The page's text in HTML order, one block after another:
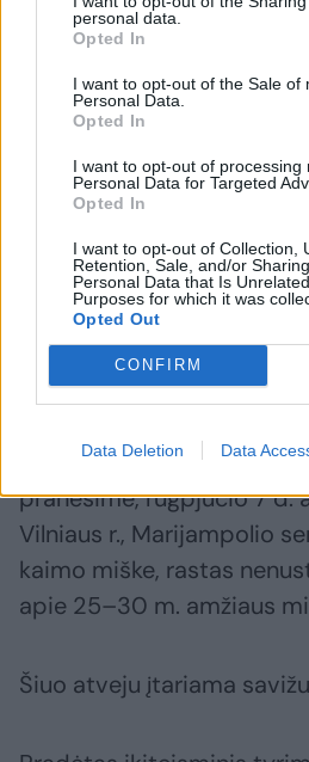
personal data.
Opted In
I want to opt-out of the Sale of
Personal Data.
Opted In
I want to opt-out of processing
Personal Data for Targeted
Opted In
I want to opt-out of Collection,
Retention, Sale, and/or
Personal Data that Is
Purposes for which it was
Opted Out
CONFIRM
Data Deletion Data
Alytuje senjorę mirtis
gatvėje – medikai buvo
Tuo tarpu pareigūnai
moters tapatybę, bando
paskutines gyvenimo
žmogaus kūną. Kaip
pranešime, rugpjūčio 7 d.
Vilniaus r., Marijampolio
kaimo miške, rastas
apie 25–30 m. amžiaus
Šiuo atveju įtariama